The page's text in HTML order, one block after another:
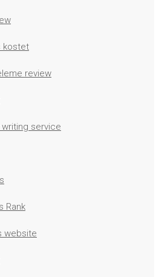
kostet
review
service
Rank
website